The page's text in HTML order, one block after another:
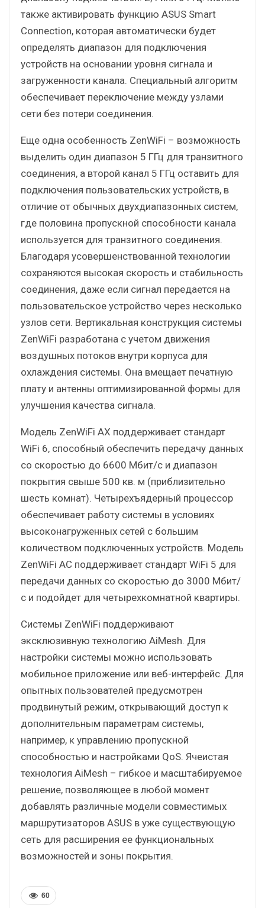
также активировать функцию ASUS Smart
Connection, которая автоматически будет
определять диапазон для подключения
устройств на основании уровня сигнала и
загруженности канала. Специальный алгоритм
обеспечивает переключение между узлами
сети без потери соединения.
Еще одна особенность ZenWiFi – возможность
выделить один диапазон 5 ГГц для транзитного
соединения, а второй канал 5 ГГц оставить для
подключения пользовательских устройств, в
отличие от обычных двухдиапазонных систем,
где половина пропускной способности канала
используется для транзитного соединения.
Благодаря усовершенствованной технологии
сохраняются высокая скорость и стабильность
соединения, даже если сигнал передается на
пользовательское устройство через несколько
узлов сети. Вертикальная конструкция системы
ZenWiFi разработана с учетом движения
воздушных потоков внутри корпуса для
охлаждения системы. Она вмещает печатную
плату и антенны оптимизированной формы для
улучшения качества сигнала.
Модель ZenWiFi AX поддерживает стандарт
WiFi 6, способный обеспечить передачу данных
со скоростью до 6600 Мбит/с и диапазон
покрытия свыше 500 кв. м (приблизительно
шесть комнат). Четырехъядерный процессор
обеспечивает работу системы в условиях
высоконагруженных сетей с большим
количеством подключенных устройств. Модель
ZenWiFi AС поддерживает стандарт WiFi 5 для
передачи данных со скоростью до 3000 Мбит/
с и подойдет для четырехкомнатной квартиры.
Системы ZenWiFi поддерживают
эксклюзивную технологию AiMesh. Для
настройки системы можно использовать
мобильное приложение или веб-интерфейс. Для
опытных пользователей предусмотрен
продвинутый режим, открывающий доступ к
дополнительным параметрам системы,
например, к управлению пропускной
способностью и настройками QoS. Ячеистая
технология AiMesh – гибкое и масштабируемое
решение, позволяющее в любой момент
добавлять различные модели совместимых
маршрутизаторов ASUS в уже существующую
сеть для расширения ее функциональных
возможностей и зоны покрытия.
60